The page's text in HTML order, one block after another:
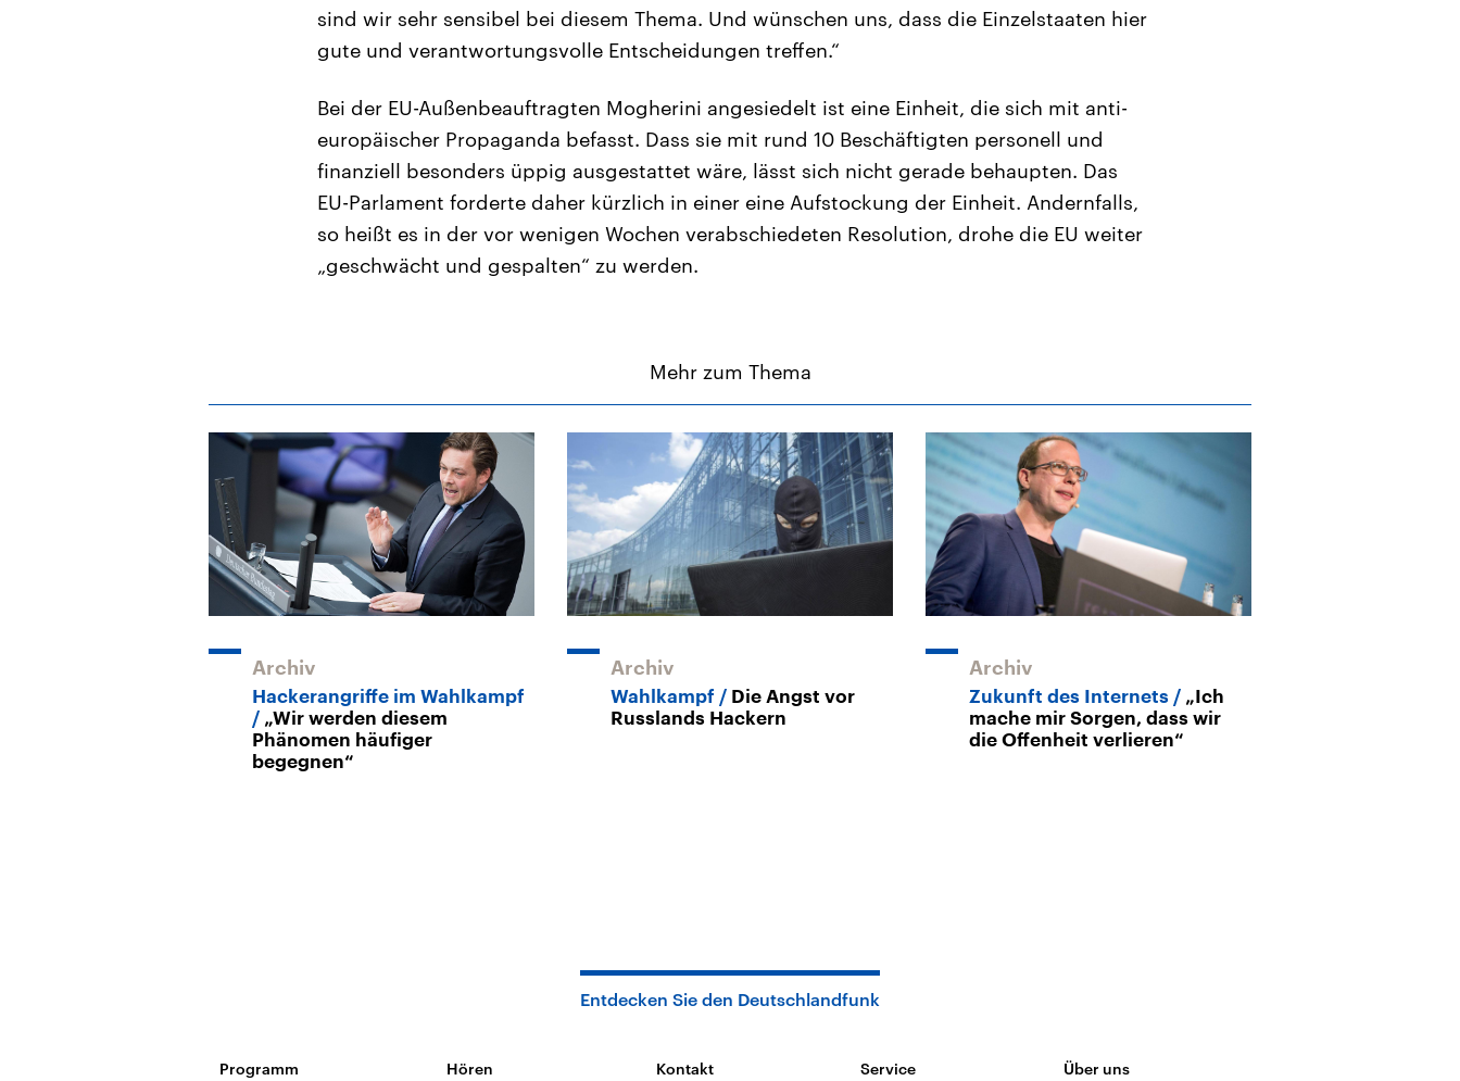
sind wir sehr sensibel bei diesem Thema. Und wünschen uns, dass die Einzelstaaten hier
gute und verantwortungsvolle Entscheidungen treffen.“
Bei der EU-Außenbeauftragten Mogherini angesiedelt ist eine Einheit, die sich mit anti-
europäischer Propaganda befasst. Dass sie mit rund 10 Beschäftigten personell und
finanziell besonders üppig ausgestattet wäre, lässt sich nicht gerade behaupten. Das
EU-Parlament forderte daher kürzlich in einer eine Aufstockung der Einheit. Andernfalls,
so heißt es in der vor wenigen Wochen verabschiedeten Resolution, drohe die EU weiter
„geschwächt und gespalten“ zu werden.
Mehr zum Thema
Archiv
Hackerangriffe im Wahlkampf
„Wir werden diesem
Phänomen häufiger
begegnen“
Archiv
Wahlkampf
Die Angst vor
Russlands Hackern
Archiv
Zukunft des Internets
„Ich
mache mir Sorgen, dass wir
die Offenheit verlieren“
Entdecken Sie den Deutschlandfunk
Programm Hören Kontakt Service Über uns